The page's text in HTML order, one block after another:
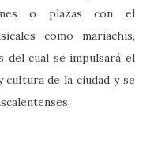
o plazas con el
como mariachis,
del cual se impulsará el
de la ciudad y se